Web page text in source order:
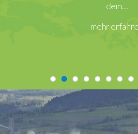
dem…
mehr erfahren